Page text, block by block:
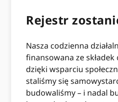
Rejestr
Nasza codzienna
finansowana ze składek
dzięki wsparciu
staliśmy się
budowaliśmy – i nadal